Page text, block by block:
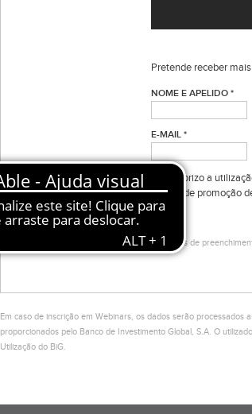
Pretende receber
NOME E APELIDO *
E-MAIL *
Autorizo a
efeitos de promoção
* Campos de
Em caso de inscrição em Webinars, os dados serão processados
proporcionados pelo Banco de Investimento Global, S.A. O
Utilização do BiG.